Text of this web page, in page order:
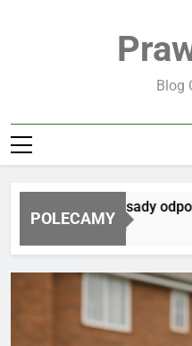
Blog
POLECAMY
Jakie są zasady
19 Godzin Ago